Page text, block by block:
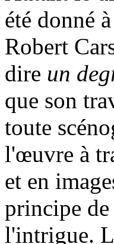
été donné
Robert
dire un
que son
toute
l'œuvre à
et en
principe de
l'intrigue.